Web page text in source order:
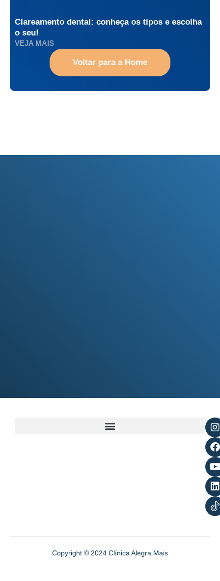
Clareamento dental: conheça os tipos e escolha
o seu!
VEJA MAIS
Voltar para a Home
Copyright © 2024 Clínica Alegra Mais